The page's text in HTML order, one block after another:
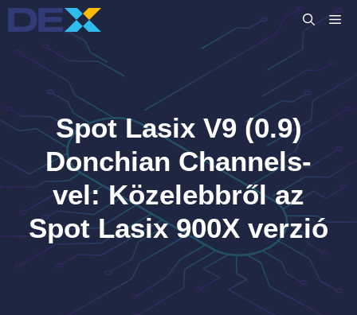
Kilépés
tartalomba
Spot Lasix V9 (0.9)
Donchian Channels-
vel: Közelebbről az
Spot Lasix 900X verzió